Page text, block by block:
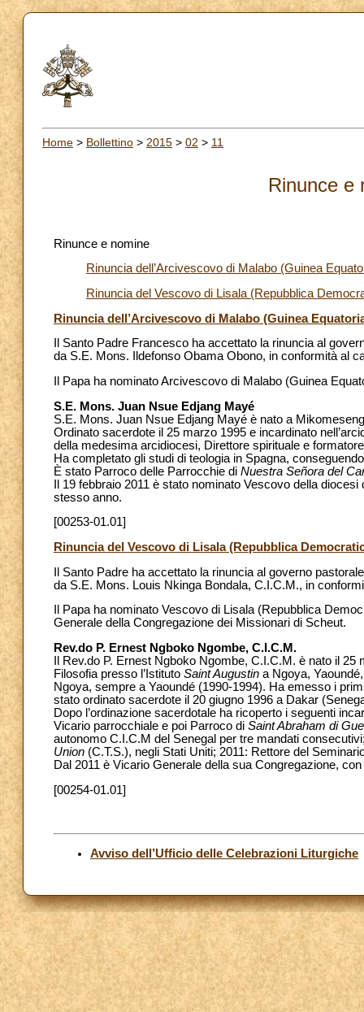
Home > Bollettino > 2015 > 02 > 11
Rinunce e
Rinunce e nomine
Rinuncia dell’Arcivescovo di Malabo (Guinea
Rinuncia del Vescovo di Lisala (Repubblica
Rinuncia dell’Arcivescovo di Malabo (Guinea
Il Santo Padre Francesco ha accettato la rinuncia al
da S.E. Mons. Ildefonso Obama Obono, in conformità al
Il Papa ha nominato Arcivescovo di Malabo (Guinea
S.E. Mons. Juan Nsue Edjang Mayé
S.E. Mons. Juan Nsue Edjang Mayé è nato a
Ordinato sacerdote il 25 marzo 1995 e incardinato
della medesima arcidiocesi, Direttore spirituale e
Ha completato gli studi di teologia in Spagna,
È stato Parroco delle Parrocchie di Nuestra Señora del
Il 19 febbraio 2011 è stato nominato Vescovo della
stesso anno.
[00253-01.01]
Rinuncia del Vescovo di Lisala (Repubblica
Il Santo Padre ha accettato la rinuncia al governo
da S.E. Mons. Louis Nkinga Bondala, C.I.C.M., in
Il Papa ha nominato Vescovo di Lisala (Repubblica
Generale della Congregazione dei Missionari di Scheut.
Rev.do P. Ernest Ngboko Ngombe, C.I.C.M.
Il Rev.do P. Ernest Ngboko Ngombe, C.I.C.M. è nato il
Filosofia presso l’Istituto Saint Augustin a Ngoya,
Ngoya, sempre a Yaoundé (1990-1994). Ha emesso i
stato ordinato sacerdote il 20 giugno 1996 a Dakar
Dopo l’ordinazione sacerdotale ha ricoperto i seguenti
Vicario parrocchiale e poi Parroco di Saint Abraham di
autonomo C.I.C.M del Senegal per tre mandati
Union (C.T.S.), negli Stati Uniti; 2011: Rettore del
Dal 2011 è Vicario Generale della sua Congregazione,
[00254-01.01]
Avviso dell’Ufficio delle Celebrazioni Liturgiche